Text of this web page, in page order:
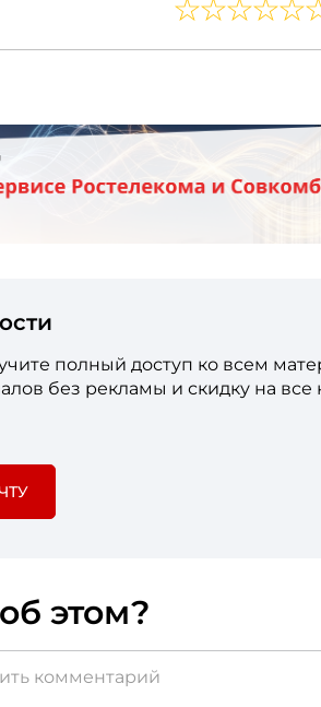
полный доступ ко всем
без рекламы и скидку на все
этом?